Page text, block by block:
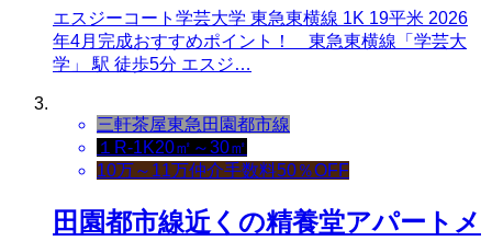
エスジーコート学芸大学 東急東横線 1K 19平米 2026
年4月完成おすすめポイント！ 東急東横線「学芸大
学」 駅 徒歩5分 エスジ…
三軒茶屋東急田園都市線
１R-1K20㎡～30㎡
10万～11万仲介手数料50％OFF
田園都市線近くの精養堂アパートメ